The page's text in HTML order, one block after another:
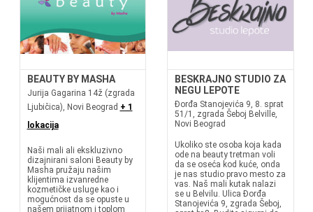
BEAUTY BY MASHA
Jurija Gagarina 14ž (zgrada
Ljubičica), Novi Beograd + 1
lokacija
Naši mali ali ekskluzivno
dizajnirani saloni Beauty by
Masha pružaju našim
klijentima izvanredne
kozmetičke usluge kao i
mogućnost da se opuste u
našem prijatnom i toplom
BESKRAJNO STUDIO ZA
NEGU LEPOTE
Đorđa Stanojevića 9, 8. sprat
51/1, zgrada Šeboj Belville,
Novi Beograd
Ukoliko ste osoba koja kada
ode na beauty tretman voli
da se oseća kod kuće, onda
je nas studio pravo mesto za
vas. Naš mali kutak nalazi
se u Belvilu. Ulica Đorđa
Stanojevića 9, zgrada Šeboj,